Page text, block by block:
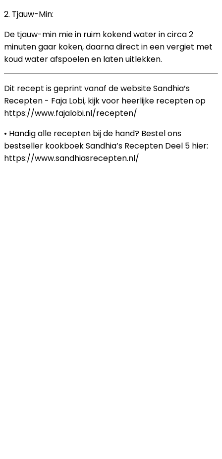
2. Tjauw-Min:
De tjauw-min mie in ruim kokend water in circa 2
minuten gaar koken, daarna direct in een vergiet met
koud water afspoelen en laten uitlekken.
Dit recept is geprint vanaf de website Sandhia’s
Recepten - Faja Lobi, kijk voor heerlijke recepten op
https://www.fajalobi.nl/recepten/
• Handig alle recepten bij de hand? Bestel ons
bestseller kookboek Sandhia’s Recepten Deel 5 hier:
https://www.sandhiasrecepten.nl/